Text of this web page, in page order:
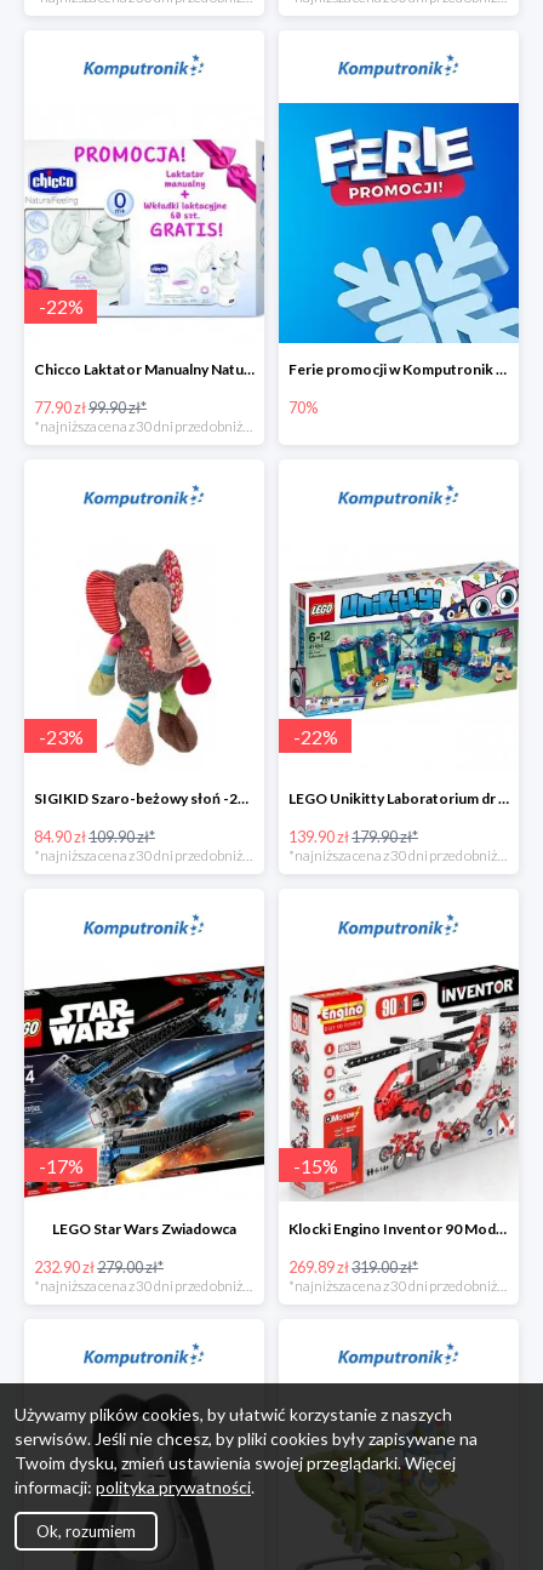
-22%
Chicco Laktator Manualny NaturalFeeling + Wkładki Laktacyjne
77.90 zł99.90 zł*
*najniższa cena z 30 dni przed obniżką
Ferie promocji w Komputronik do -70%
70%
-23%
SIGIKID Szaro-beżowy słoń -25zł
84.90 zł109.90 zł*
*najniższa cena z 30 dni przed obniżką
-22%
LEGO Unikitty Laboratorium dr Lisiczki -40zł
139.90 zł179.90 zł*
*najniższa cena z 30 dni przed obniżką
-17%
LEGO Star Wars Zwiadowca
232.90 zł279.00 zł*
-15%
Klocki Engino Inventor 90 Models Motorized Set w super cenie
269.89 zł319.00 zł*
Używamy plików cookies, by ułatwić korzystanie z naszych
serwisów. Jeśli nie chcesz, by pliki cookies były zapisywane na
Twoim dysku, zmień ustawienia swojej przeglądarki. Więcej
informacji:polityka prywatności.
Ok, rozumiem